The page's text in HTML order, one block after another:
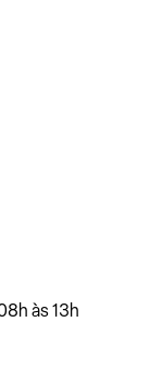
às 13h